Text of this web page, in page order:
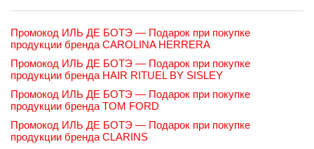
Промокод ИЛЬ ДЕ БОТЭ — Подарок при покупке
продукции бренда CAROLINA HERRERA
Промокод ИЛЬ ДЕ БОТЭ — Подарок при покупке
продукции бренда HAIR RITUEL BY SISLEY
Промокод ИЛЬ ДЕ БОТЭ — Подарок при покупке
продукции бренда TOM FORD
Промокод ИЛЬ ДЕ БОТЭ — Подарок при покупке
продукции бренда CLARINS